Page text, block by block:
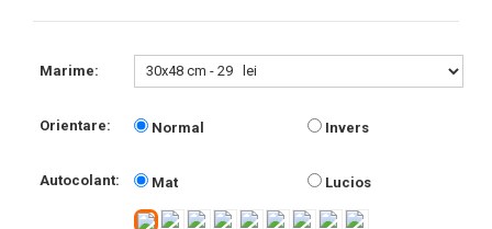
Marime:
Orientare: Normal Invers
Autocolant: Mat Lucios